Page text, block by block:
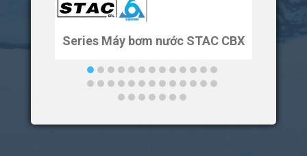
Series Máy bơm nước STAC CBX